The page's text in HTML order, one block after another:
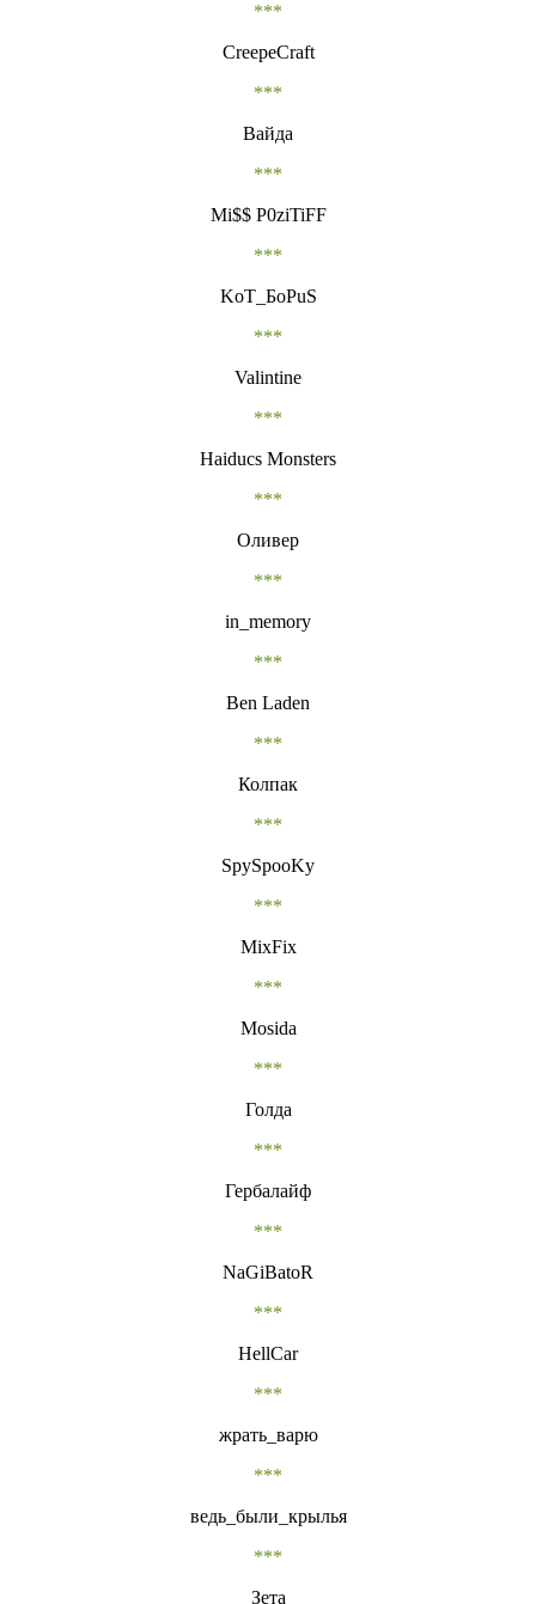
***
CreepeCraft
***
Вайда
***
Mi$$ P0ziTiFF
***
KoT_БоPuS
***
Valintine
***
Haiducs Monsters
***
Оливер
***
in_memory
***
Ben Laden
***
Колпак
***
SpySpooKy
***
MixFix
***
Mosida
***
Голда
***
Гербалайф
***
NaGiBatoR
***
HellCar
***
жрать_варю
***
ведь_были_крылья
***
Зета